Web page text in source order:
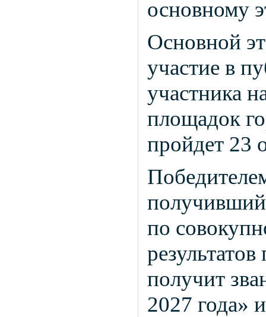
основному
Основной
участие в
участника
площадок
пройдет 23
получивший
по
получит
2027 года»